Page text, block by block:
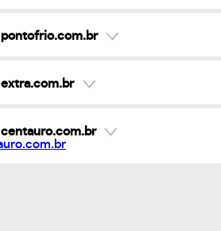
pontofrio.com.br
extra.com.br
centauro.com.br